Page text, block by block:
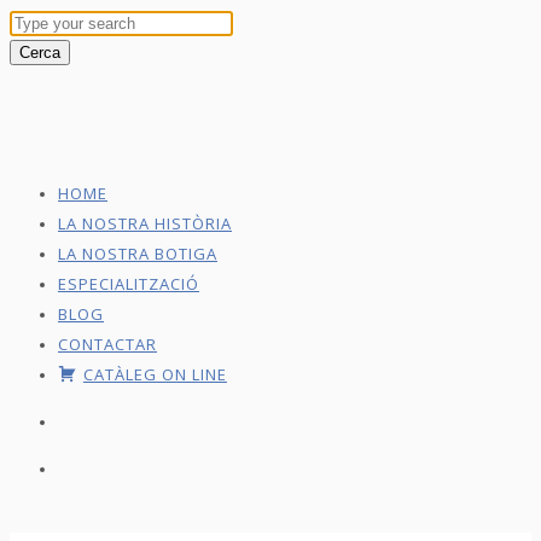
HOME
LA NOSTRA HISTÒRIA
LA NOSTRA BOTIGA
ESPECIALITZACIÓ
BLOG
CONTACTAR
CATÀLEG ON LINE